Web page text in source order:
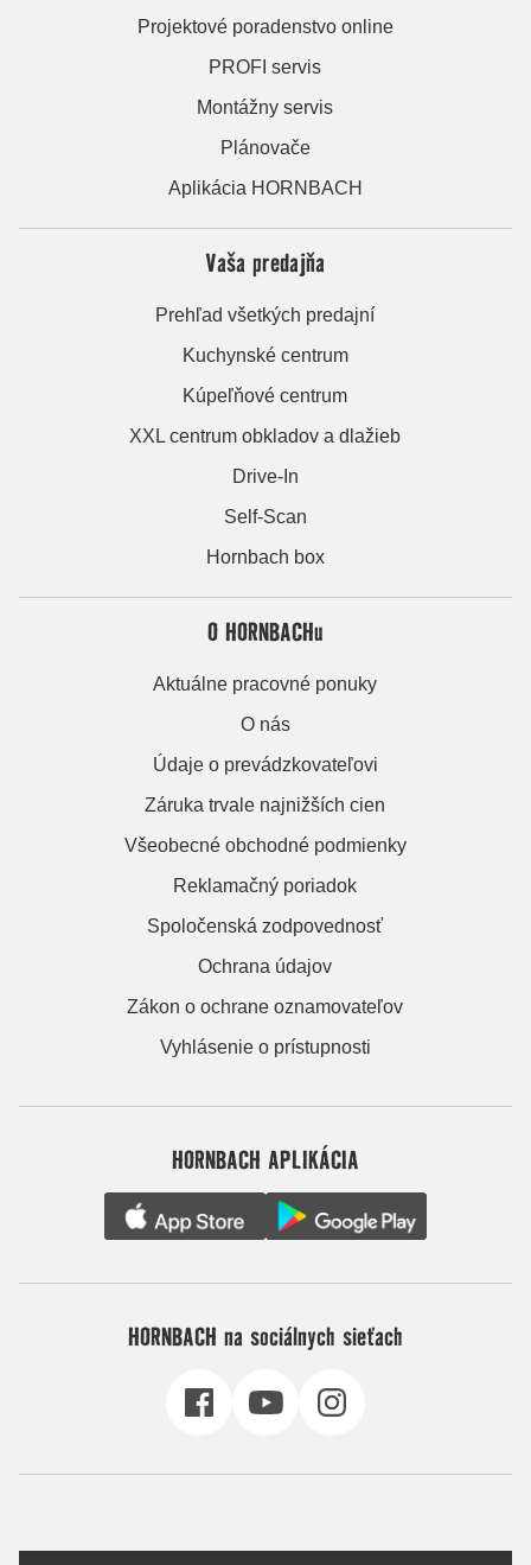
Projektové poradenstvo online
PROFI servis
Montážny servis
Plánovače
Aplikácia HORNBACH
Vaša predajňa
Prehľad všetkých predajní
Kuchynské centrum
Kúpeľňové centrum
XXL centrum obkladov a dlažieb
Drive-In
Self-Scan
Hornbach box
O HORNBACHu
Aktuálne pracovné ponuky
O nás
Údaje o prevádzkovateľovi
Záruka trvale najnižších cien
Všeobecné obchodné podmienky
Reklamačný poriadok
Spoločenská zodpovednosť
Ochrana údajov
Zákon o ochrane oznamovateľov
Vyhlásenie o prístupnosti
HORNBACH APLIKÁCIA
HORNBACH na sociálnych sieťach